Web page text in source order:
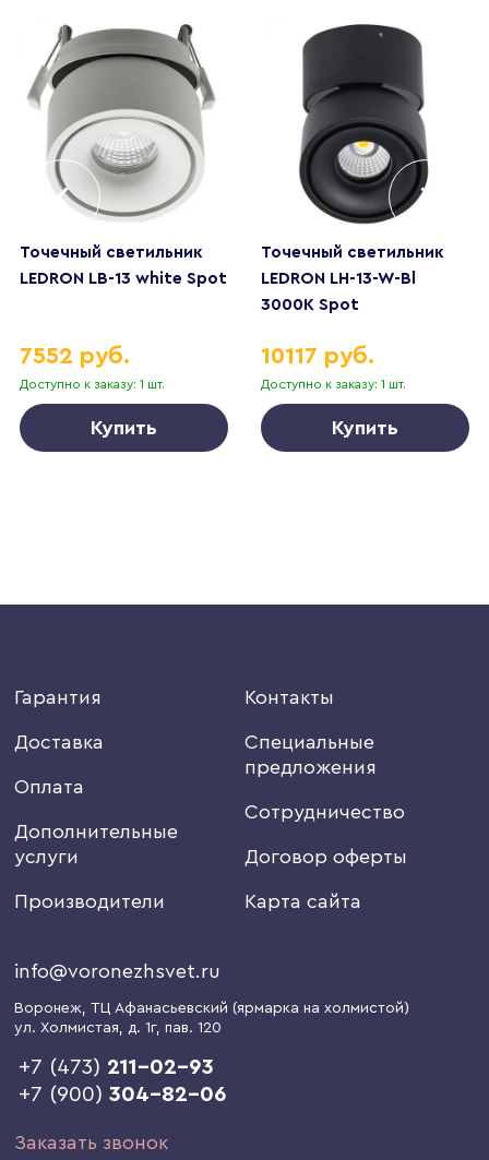
Точечный светильник
LEDRON LB-13 white Spot
Доступно к заказу: 1 шт.
7552 руб.
Купить
Точечный светильник
LEDRON LH-13-W-Bl
3000K Spot
Доступно к заказу: 1 шт.
10117 руб.
Купить
Гарантия
Доставка
Оплата
Дополнительные
услуги
Производители
Контакты
Специальные
предложения
Сотрудничество
Договор оферты
Карта сайта
info@voronezhsvet.ru
Воронеж, ТЦ Афанасьевский (ярмарка на холмистой)
ул. Холмистая, д. 1г, пав. 120
+7 (473) 211-02-93
+7 (900)304-82-06
Заказать звонок